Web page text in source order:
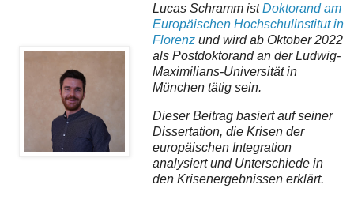
Lucas Schramm istDoktorand am
Europäischen Hochschulinstitut in
Florenz und wird ab Oktober 2022
als Postdoktorand an der Ludwig-
Maximilians-Universität in
München tätig sein.
Dieser Beitrag basiert auf seiner
Dissertation, die Krisen der
europäischen Integration
analysiert und Unterschiede in
den Krisenergebnissen erklärt.